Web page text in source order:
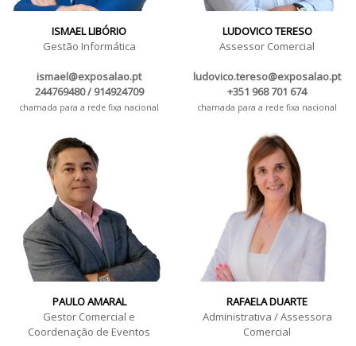
ISMAEL LIBÓRIO
Gestão Informática
ismael@exposalao.pt
244769480 / 914924709
chamada para a rede fixa nacional
LUDOVICO TERESO
Assessor Comercial
ludovico.tereso@exposalao.pt
+351 968 701 674
chamada para a rede fixa nacional
PAULO AMARAL
Gestor Comercial e
Coordenação de Eventos
RAFAELA DUARTE
Administrativa / Assessora
Comercial